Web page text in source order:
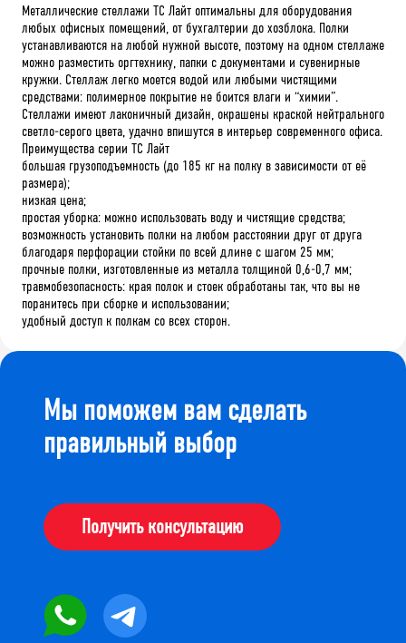
Металлические стеллажи ТС Лайт оптимальны для оборудования
любых офисных помещений, от бухгалтерии до хозблока. Полки
устанавливаются на любой нужной высоте, поэтому на одном стеллаже
можно разместить оргтехнику, папки с документами и сувенирные
кружки. Стеллаж легко моется водой или любыми чистящими
средствами: полимерное покрытие не боится влаги и “химии”.
Стеллажи имеют лаконичный дизайн, окрашены краской нейтрального
светло-серого цвета, удачно впишутся в интерьер современного офиса.
Преимущества серии ТС Лайт
большая грузоподъемность (до 185 кг на полку в зависимости от её
размера);
низкая цена;
простая уборка: можно использовать воду и чистящие средства;
возможность установить полки на любом расстоянии друг от друга
благодаря перфорации стойки по всей длине с шагом 25 мм;
прочные полки, изготовленные из металла толщиной 0,6-0,7 мм;
травмобезопасность: края полок и стоек обработаны так, что вы не
поранитесь при сборке и использовании;
удобный доступ к полкам со всех сторон.
Мы поможем вам сделать
правильный выбор
Получить консультацию